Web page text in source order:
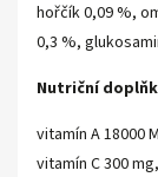
hořčík 0,09 %,
0,3 %,
Nutriční
vitamín A 18000
vitamín C 300